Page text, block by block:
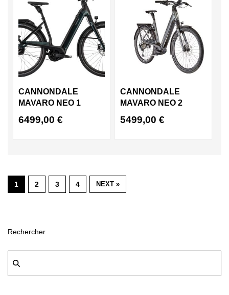
CANNONDALE
MAVARO NEO 1
6499,00 €
CANNONDALE
MAVARO NEO 2
5499,00 €
1 2 3 4 NEXT »
Rechercher